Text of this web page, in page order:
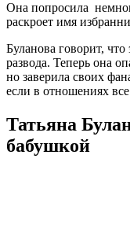
Она попросила
раскроет имя
Буланова говорит,
развода. Теперь она
но заверила своих
если в отношениях
Татьяна
бабушкой